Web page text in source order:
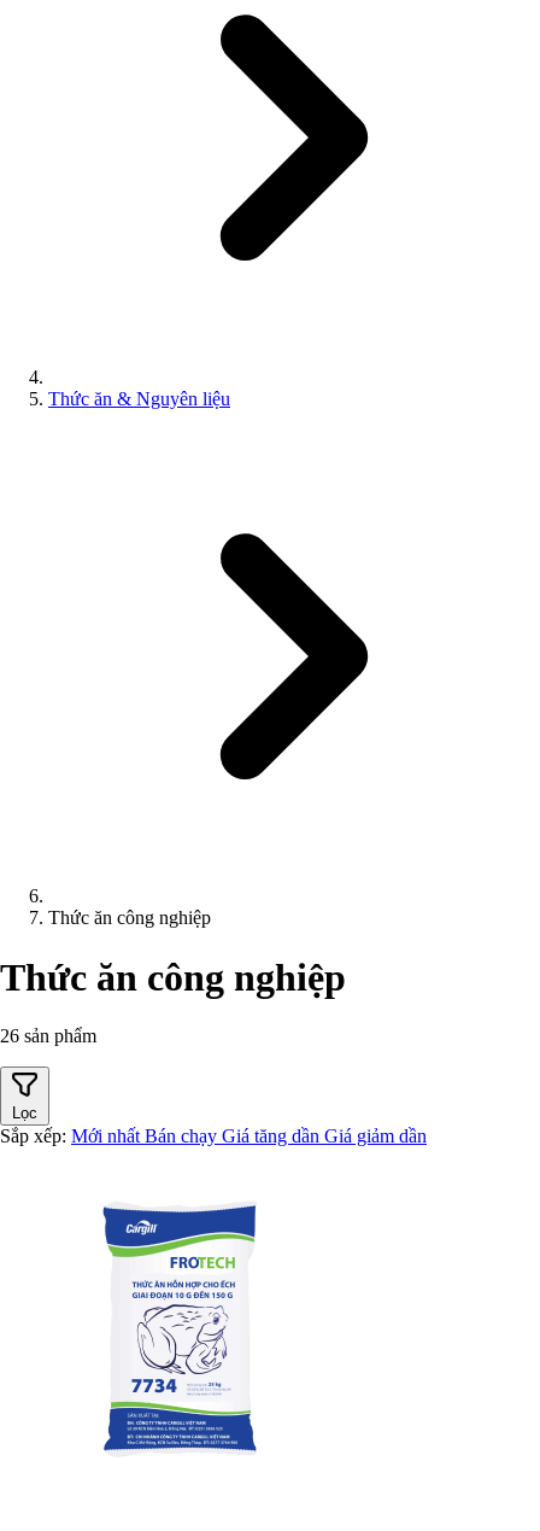
Thức ăn & Nguyên liệu
Thức ăn công nghiệp
Thức ăn công nghiệp
26 sản phẩm
Lọc
Sắp xếp: Mới nhất Bán chạy Giá tăng dần Giá giảm dần